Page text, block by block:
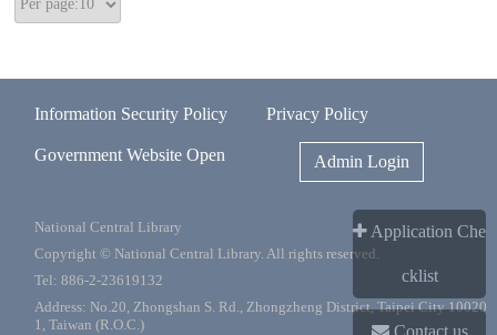
Information Security Policy Privacy Policy
Government Website Open Admin Login
National Central Library
Copyright © National Central Library. All rights reserved.
Tel: 886-2-23619132
Address: No.20, Zhongshan S. Rd., Zhongzheng District, Taipei City 10020
1, Taiwan (R.O.C.)
Application Che
cklist
Contact us